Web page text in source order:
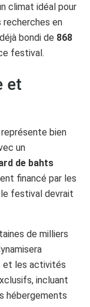
climat idéal pour
recherches en
bondi de 868
festival.
et
représente bien
un
de bahts
financé par les
festival devrait
de milliers
et les activités
incluant
hébergements